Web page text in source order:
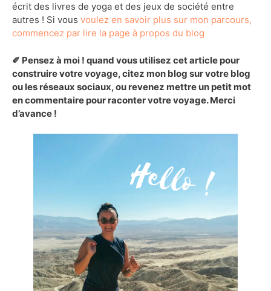
écrit des livres de yoga et des jeux de société entre
autres ! Si vous voulez en savoir plus sur mon parcours,
commencez par lire la page à propos du blog
✐ Pensez à moi ! quand vous utilisez cet article pour
construire votre voyage, citez mon blog sur votre blog
ou les réseaux sociaux, ou revenez mettre un petit mot
en commentaire pour raconter votre voyage. Merci
d’avance !